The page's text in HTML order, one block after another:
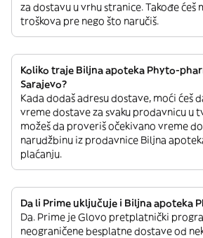
za dostavu u vrhu stranice. Takođe ćeš
troškova pre nego što naručiš.
Koliko traje Biljna apoteka Phyto-
Sarajevo?
Kada dodaš adresu dostave, moći ćeš
vreme dostave za svaku prodavnicu u
možeš da proveriš očekivano vreme
narudžbinu iz prodavnice Biljna
plaćanju.
Da li Prime uključuje i Biljna apoteka
Da. Prime je Glovo pretplatnički
neograničene besplatne dostave od